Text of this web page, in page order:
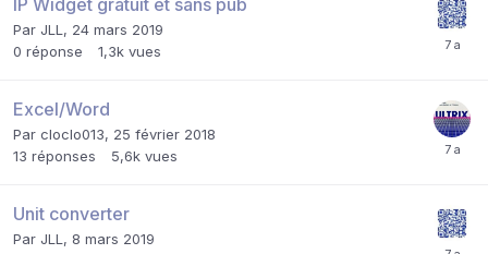
Par JLL , 24 mars 2019
0 réponse 1,3k vues
Excel/Word
Par cloclo013, 25 février 2018
13 réponses 5,6k vues
Unit converter
Par JLL , 8 mars 2019